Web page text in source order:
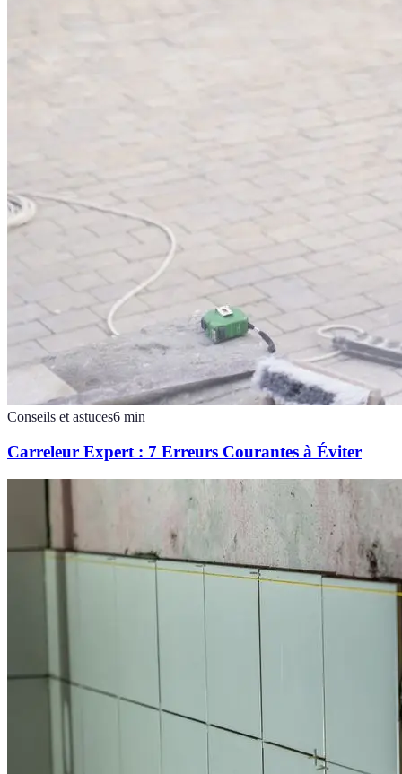
Conseils et astuces6 min
Carreleur Expert : 7 Erreurs Courantes à Éviter